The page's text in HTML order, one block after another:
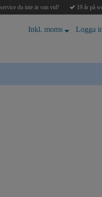
du inte är van vid! 19 år på
Inkl. moms Logga